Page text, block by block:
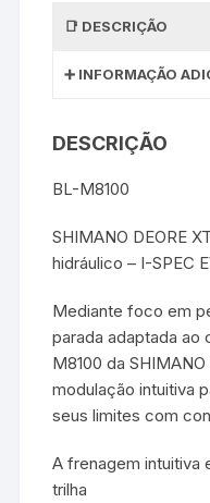
DESCRIÇÃO
INFORMAÇÃO
DESCRIÇÃO
BL-M8100
SHIMANO DEORE
hidráulico – I-SPEC
Mediante foco em
parada adaptada ao
M8100 da
modulação intuitiva
seus limites com
A frenagem intuitiva
trilha